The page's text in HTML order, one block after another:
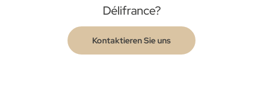
Délifrance?
Kontaktieren Sie uns